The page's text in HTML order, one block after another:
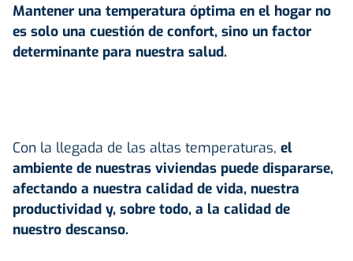
Mantener una temperatura óptima en el hogar no
es solo una cuestión de confort, sino un factor
determinante para nuestra salud.
Con la llegada de las altas temperaturas, el
ambiente de nuestras viviendas puede dispararse,
afectando a nuestra calidad de vida, nuestra
productividad y, sobre todo, a la calidad de
nuestro descanso.